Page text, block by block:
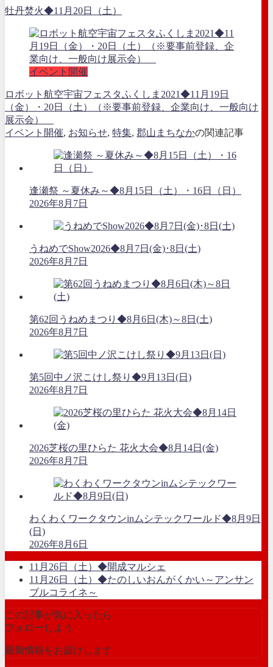
牡丹焚火◆11月20日（土）
イベント開催
ロボット航空宇宙フェスタふくしま2021◆11月19日
（金）・20日（土）（※要事前登録、企業向け、一般向け
展示会）
イベント開催, お知らせ, 特集, 郡山まちなかの関連記事
逢瀬祭 ～夏休み～◆8月15日（土）・16日（日）
2026年8月7日
うねめでShow2026◆8月7日(金)･8日(土)
2026年8月7日
第62回うねめまつり◆8月6日(木)～8日(土)
2026年8月7日
第5回中ノ沢こけし祭り◆9月13日(日)
2026年8月7日
2026芝桜の里ひらた 花火大会◆8月14日(金)
2026年8月7日
わくわくワークタウンinムシテックワールド◆8月9日
(日)
2026年8月6日
11月26日（土）◆開成マルシェ
11月26日（土）◆たのしいおんがくかい～アンサン
ブルコライネ～
この記事が気に入ったら
フォローしよう
最新情報をお届けします